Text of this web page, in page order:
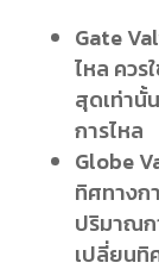
Gate
ไหล คว
สุดเท่านั้
การไหล
Globe
ทิศทางก
ปริมาณก
เปลี่ยนทิ